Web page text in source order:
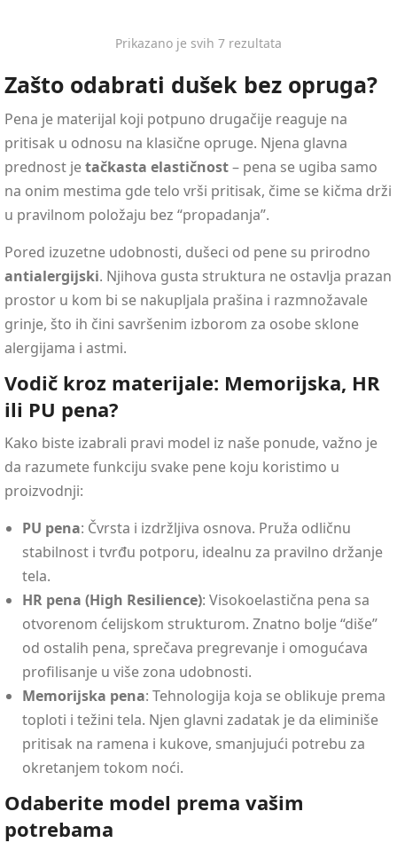
Prikazano je svih 7 rezultata
Zašto odabrati dušek bez opruga?
Pena je materijal koji potpuno drugačije reaguje na
pritisak u odnosu na klasične opruge. Njena glavna
prednost jetačkasta elastičnost– pena se ugiba samo
na onim mestima gde telo vrši pritisak, čime se kičma drži
u pravilnom položaju bez “propadanja”.
Pored izuzetne udobnosti, dušeci od pene su prirodno
antialergijski. Njihova gusta struktura ne ostavlja prazan
prostor u kom bi se nakupljala prašina i razmnožavale
grinje, što ih čini savršenim izborom za osobe sklone
alergijama i astmi.
Vodič kroz materijale: Memorijska, HR
ili PU pena?
Kako biste izabrali pravi model iz naše ponude, važno je
da razumete funkciju svake pene koju koristimo u
proizvodnji:
PU pena: Čvrsta i izdržljiva osnova. Pruža odličnu
stabilnost i tvrđu potporu, idealnu za pravilno držanje
tela.
HR pena (High Resilience): Visokoelastična pena sa
otvorenom ćelijskom strukturom. Znatno bolje “diše”
od ostalih pena, sprečava pregrevanje i omogućava
profilisanje u više zona udobnosti.
Memorijska pena: Tehnologija koja se oblikuje prema
toploti i težini tela. Njen glavni zadatak je da eliminiše
pritisak na ramena i kukove, smanjujući potrebu za
okretanjem tokom noći.
Odaberite model prema vašim
potrebama